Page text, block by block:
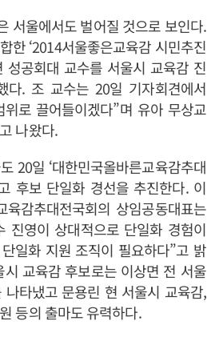
서울에서도 벌어질 것으로 보인다.
한 ‘2014서울좋은교육감 시민추진
성공회대 교수를 서울시 교육감 진
다. 조 교수는 20일 기자회견에서
로 끌어들이겠다”며 유아 무상교
나왔다.
20일 ‘대한민국올바른교육감추대
후보 단일화 경선을 추진한다. 이
육감추대전국회의 상임공동대표는
진영이 상대적으로 단일화 경험이
일화 지원 조직이 필요하다”고 밝
교육감 후보로는 이상면 전 서울
타냈고 문용린 현 서울시 교육감,
등의 출마도 유력하다.